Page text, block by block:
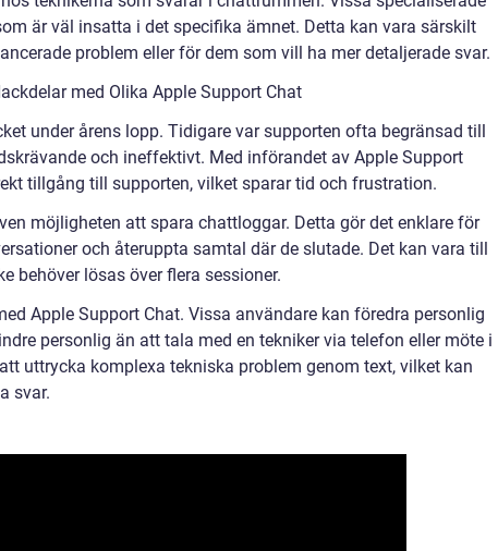
är väl insatta i det specifika ämnet. Detta kan vara särskilt
problem eller för dem som vill ha mer detaljerade svar.
med Olika Apple Support Chat
under årens lopp. Tidigare var supporten ofta begränsad till
och ineffektivt. Med införandet av Apple Support
tillgång till supporten, vilket sparar tid och frustration.
möjligheten att spara chattloggar. Detta gör det enklare för
och återuppta samtal där de slutade. Det kan vara till
behöver lösas över flera sessioner.
Apple Support Chat. Vissa användare kan föredra personlig
personlig än att tala med en tekniker via telefon eller möte i
uttrycka komplexa tekniska problem genom text, vilket kan
svar.